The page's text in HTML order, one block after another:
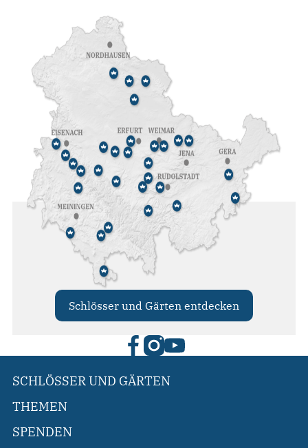
Schlösser und Gärten entdecken
SCHLÖSSER UND GÄRTEN
THEMEN
SPENDEN